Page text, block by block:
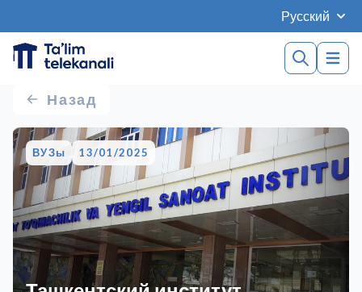
Русский
Назад
ВУЗы 13/01/2025